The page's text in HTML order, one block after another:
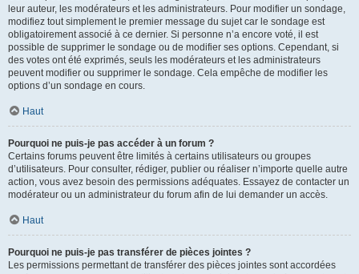
leur auteur, les modérateurs et les administrateurs. Pour modifier un sondage,
modifiez tout simplement le premier message du sujet car le sondage est
obligatoirement associé à ce dernier. Si personne n’a encore voté, il est
possible de supprimer le sondage ou de modifier ses options. Cependant, si
des votes ont été exprimés, seuls les modérateurs et les administrateurs
peuvent modifier ou supprimer le sondage. Cela empêche de modifier les
options d’un sondage en cours.
Haut
Pourquoi ne puis-je pas accéder à un forum ?
Certains forums peuvent être limités à certains utilisateurs ou groupes
d’utilisateurs. Pour consulter, rédiger, publier ou réaliser n’importe quelle autre
action, vous avez besoin des permissions adéquates. Essayez de contacter un
modérateur ou un administrateur du forum afin de lui demander un accès.
Haut
Pourquoi ne puis-je pas transférer de pièces jointes ?
Les permissions permettant de transférer des pièces jointes sont accordées